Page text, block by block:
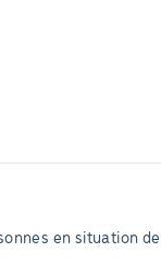
en situation